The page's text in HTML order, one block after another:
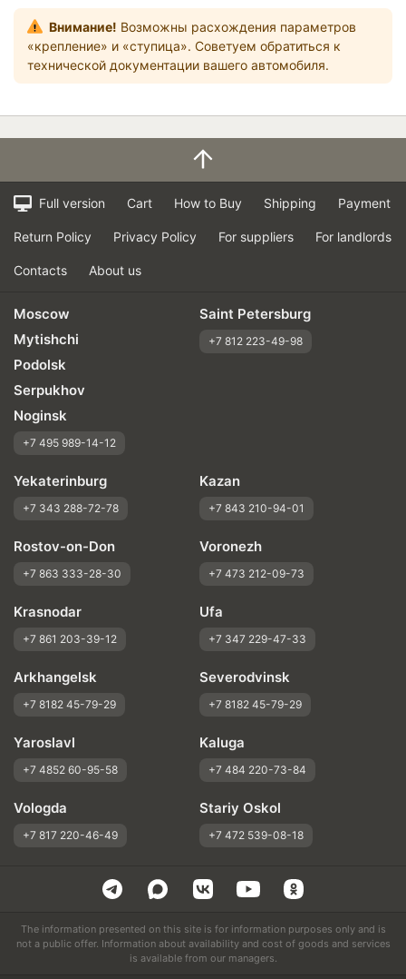
Внимание! Возможны расхождения параметров
«крепление» и «ступица». Советуем обратиться к
технической документации вашего автомобиля.
Full version Cart How to Buy Shipping Payment
Return Policy Privacy Policy For suppliers For landlords
Contacts About us
Moscow
Mytishchi
Podolsk
Serpukhov
Noginsk
+7 495 989-14-12
Saint Petersburg
+7 812 223-49-98
Yekaterinburg
+7 343 288-72-78
Kazan
+7 843 210-94-01
Rostov-on-Don
+7 863 333-28-30
Voronezh
+7 473 212-09-73
Krasnodar
+7 861 203-39-12
Ufa
+7 347 229-47-33
Arkhangelsk
+7 8182 45-79-29
Severodvinsk
+7 8182 45-79-29
Yaroslavl
+7 4852 60-95-58
Kaluga
+7 484 220-73-84
Vologda
+7 817 220-46-49
Stariy Oskol
+7 472 539-08-18
The information presented on this site is for information purposes only and is
not a public offer. Information about availability and cost of goods and services
is available from our managers.